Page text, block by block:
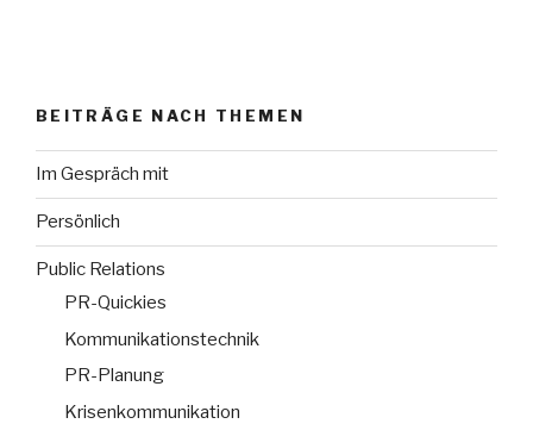
BEITRÄGE NACH THEMEN
Im Gespräch mit
Persönlich
Public Relations
PR-Quickies
Kommunikationstechnik
PR-Planung
Krisenkommunikation